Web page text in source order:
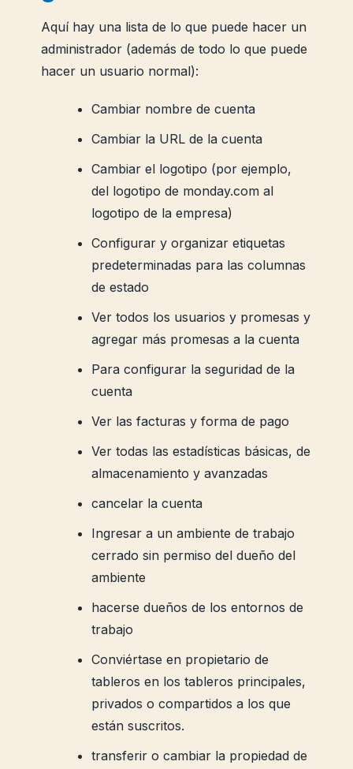
Aquí hay una lista de lo que puede hacer un
administrador (además de todo lo que puede
hacer un usuario normal):
Cambiar nombre de cuenta
Cambiar la URL de la cuenta
Cambiar el logotipo (por ejemplo,
del logotipo de monday.com al
logotipo de la empresa)
Configurar y organizar etiquetas
predeterminadas para las columnas
de estado
Ver todos los usuarios y promesas y
agregar más promesas a la cuenta
Para configurar la seguridad de la
cuenta
Ver las facturas y forma de pago
Ver todas las estadísticas básicas, de
almacenamiento y avanzadas
cancelar la cuenta
Ingresar a un ambiente de trabajo
cerrado sin permiso del dueño del
ambiente
hacerse dueños de los entornos de
trabajo
Conviértase en propietario de
tableros en los tableros principales,
privados o compartidos a los que
están suscritos.
transferir o cambiar la propiedad de